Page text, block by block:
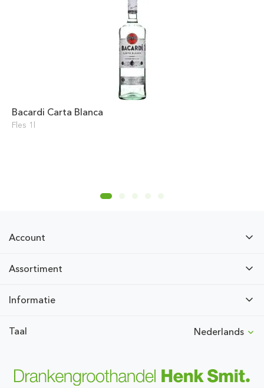
Bacardi Carta Blanca
Fles 1l
Account
Assortiment
Informatie
Taal Nederlands